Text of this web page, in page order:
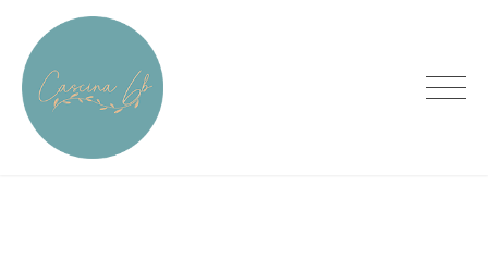
content